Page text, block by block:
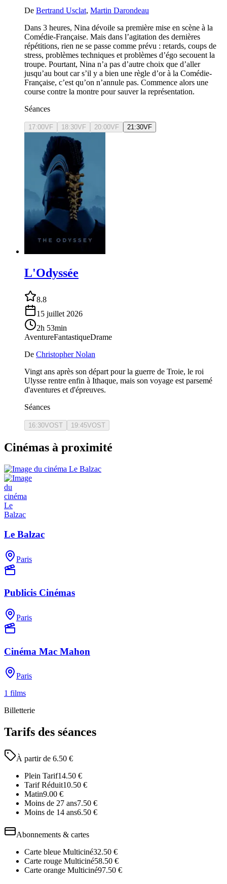
De Bertrand Usclat, Martin Darondeau
Dans 3 heures, Nina dévoile sa première mise en scène à la
Comédie-Française. Mais dans l’agitation des dernières
répétitions, rien ne se passe comme prévu : retards, coups de
stress, problèmes techniques et problèmes d’égo secouent la
troupe. Pourtant, Nina n’a pas d’autre choix que d’aller
jusqu’au bout car s’il y a bien une règle d’or à la Comédie-
Française, c’est qu’on n’annule pas. Commence alors une
course contre la montre pour sauver la représentation.
Séances
17:00VF 18:30VF 20:00VF 21:30VF
L'Odyssée
8.8
15 juillet 2026
2h 53min
AventureFantastiqueDrame
De Christopher Nolan
Vingt ans après son départ pour la guerre de Troie, le roi
Ulysse rentre enfin à Ithaque, mais son voyage est parsemé
d'aventures et d'épreuves.
Séances
16:30VOST 19:45VOST
Cinémas à proximité
Le Balzac
Paris
Publicis Cinémas
Paris
Cinéma Mac Mahon
Paris
1 films
Billetterie
Tarifs des séances
À partir de 6.50 €
Plein Tarif14.50 €
Tarif Réduit10.50 €
Matin9.00 €
Moins de 27 ans7.50 €
Moins de 14 ans6.50 €
Abonnements & cartes
Carte bleue Multiciné32.50 €
Carte rouge Multiciné58.50 €
Carte orange Multiciné97.50 €